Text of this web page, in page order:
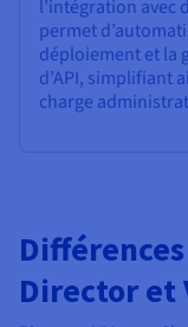
l’intégration avec
permet
déploiement et la
d’API, simplifiant
charge
Director et